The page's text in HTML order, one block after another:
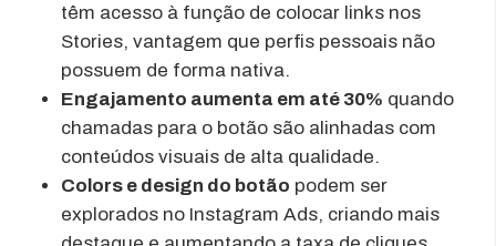
têm acesso à função de colocar links nos
Stories, vantagem que perfis pessoais não
possuem de forma nativa.
Engajamento aumenta em até 30% quando
chamadas para o botão são alinhadas com
conteúdos visuais de alta qualidade.
Colors e design do botão podem ser
explorados no Instagram Ads, criando mais